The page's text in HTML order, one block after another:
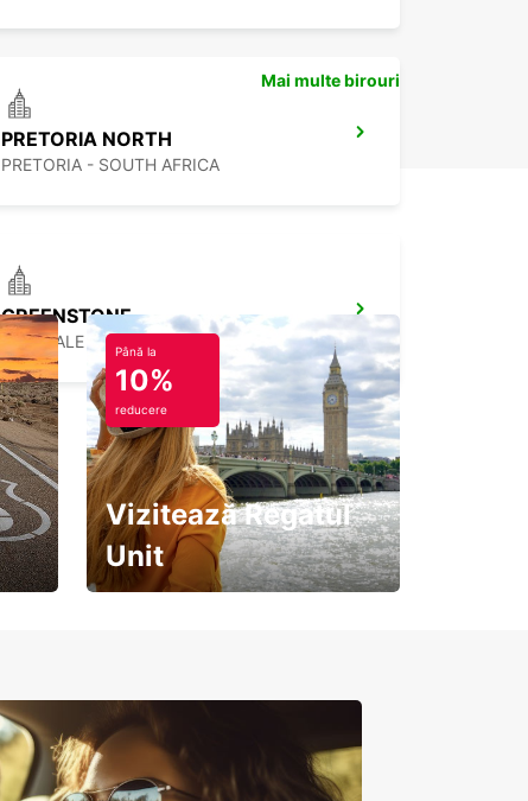
PRETORIA NORTH
PRETORIA - SOUTH AFRICA
GREENSTONE
EDENVALE - SOUTH AFRICA
Mai multe birouri
Până la
10%
reducere
Vizitează Regatul
Unit